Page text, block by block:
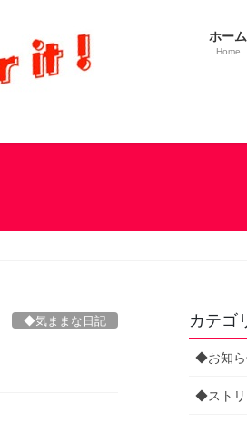
ホーム
Home
◆気ままな日記 カテゴ
◆お知ら
◆ストリ